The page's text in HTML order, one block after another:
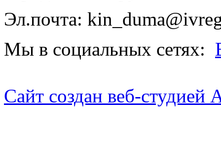
Эл.почта:
Мы в социальных сетях:
Сайт создан веб-студией